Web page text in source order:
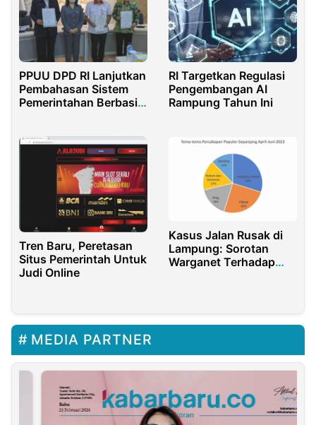
PPUU DPD RI Lanjutkan
Pembahasan Sistem
Pemerintahan Berbasis
RI Targetkan Regulasi
Pengembangan AI
Rampung Tahun Ini
Tren Baru, Peretasan
Situs Pemerintah Untuk
Judi Online
Kasus Jalan Rusak di
Lampung: Sorotan
Warganet Terhadap
MEDIA PARTNER